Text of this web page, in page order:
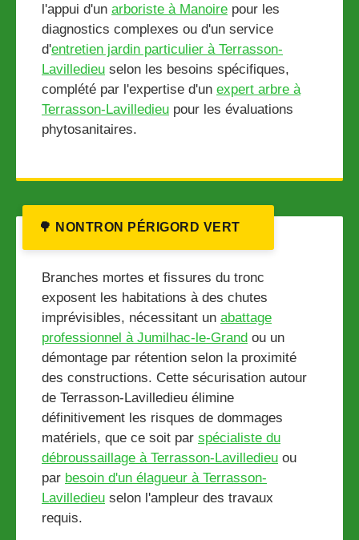
l'appui d'un arboriste à Manoire pour les
diagnostics complexes ou d'un service
d'entretien jardin particulier à Terrasson-
Lavilledieu selon les besoins spécifiques,
complété par l'expertise d'un expert arbre à
Terrasson-Lavilledieu pour les évaluations
phytosanitaires.
🌳 NONTRON PÉRIGORD VERT
Branches mortes et fissures du tronc
exposent les habitations à des chutes
imprévisibles, nécessitant un abattage
professionnel à Jumilhac-le-Grand ou un
démontage par rétention selon la proximité
des constructions. Cette sécurisation autour
de Terrasson-Lavilledieu élimine
définitivement les risques de dommages
matériels, que ce soit par spécialiste du
débroussaillage à Terrasson-Lavilledieu ou
par besoin d'un élagueur à Terrasson-
Lavilledieu selon l'ampleur des travaux
requis.